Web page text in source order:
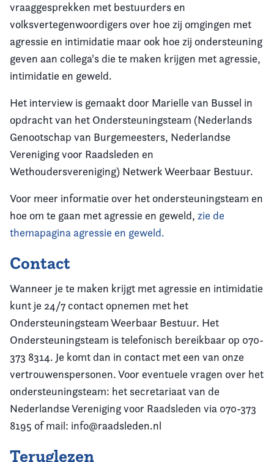
vraaggesprekken met bestuurders en
volksvertegenwoordigers over hoe zij omgingen met
agressie en intimidatie maar ook hoe zij ondersteuning
geven aan collega's die te maken krijgen met agressie,
intimidatie en geweld.
Het interview is gemaakt door Marielle van Bussel in
opdracht van het Ondersteuningsteam (Nederlands
Genootschap van Burgemeesters, Nederlandse
Vereniging voor Raadsleden en
Wethoudersvereniging) Netwerk Weerbaar Bestuur.
Voor meer informatie over het ondersteuningsteam en
hoe om te gaan met agressie en geweld, zie de
themapagina agressie en geweld.
Contact
Wanneer je te maken krijgt met agressie en intimidatie
kunt je 24/7 contact opnemen met het
Ondersteuningsteam Weerbaar Bestuur. Het
Ondersteuningsteam is telefonisch bereikbaar op 070-
373 8314. Je komt dan in contact met een van onze
vertrouwenspersonen. Voor eventuele vragen over het
ondersteuningsteam: het secretariaat van de
Nederlandse Vereniging voor Raadsleden via 070-373
8195 of mail: info@raadsleden.nl
Teruglezen